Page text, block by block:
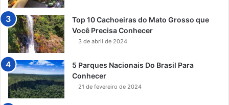
Top 10 Cachoeiras do Mato Grosso que
Você Precisa Conhecer
3 de abril de 2024
5 Parques Nacionais Do Brasil Para
Conhecer
21 de fevereiro de 2024